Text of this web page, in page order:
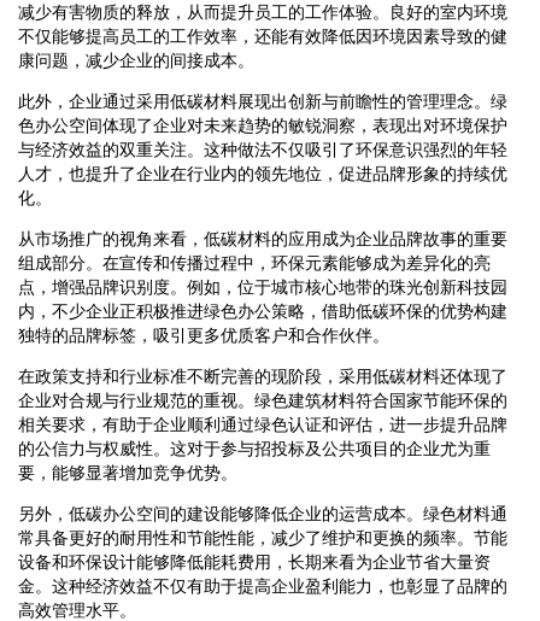
减少有害物质的释放，从而提升员工的工作体验。良好的室内环境
不仅能够提高员工的工作效率，还能有效降低因环境因素导致的健
康问题，减少企业的间接成本。
此外，企业通过采用低碳材料展现出创新与前瞻性的管理理念。绿
色办公空间体现了企业对未来趋势的敏锐洞察，表现出对环境保护
与经济效益的双重关注。这种做法不仅吸引了环保意识强烈的年轻
人才，也提升了企业在行业内的领先地位，促进品牌形象的持续优
化。
从市场推广的视角来看，低碳材料的应用成为企业品牌故事的重要
组成部分。在宣传和传播过程中，环保元素能够成为差异化的亮
点，增强品牌识别度。例如，位于城市核心地带的珠光创新科技园
内，不少企业正积极推进绿色办公策略，借助低碳环保的优势构建
独特的品牌标签，吸引更多优质客户和合作伙伴。
在政策支持和行业标准不断完善的现阶段，采用低碳材料还体现了
企业对合规与行业规范的重视。绿色建筑材料符合国家节能环保的
相关要求，有助于企业顺利通过绿色认证和评估，进一步提升品牌
的公信力与权威性。这对于参与招投标及公共项目的企业尤为重
要，能够显著增加竞争优势。
另外，低碳办公空间的建设能够降低企业的运营成本。绿色材料通
常具备更好的耐用性和节能性能，减少了维护和更换的频率。节能
设备和环保设计能够降低能耗费用，长期来看为企业节省大量资
金。这种经济效益不仅有助于提高企业盈利能力，也彰显了品牌的
高效管理水平。